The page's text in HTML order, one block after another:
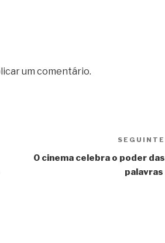
um comentário.
SEGUINTE
O cinema celebra o poder das
palavras